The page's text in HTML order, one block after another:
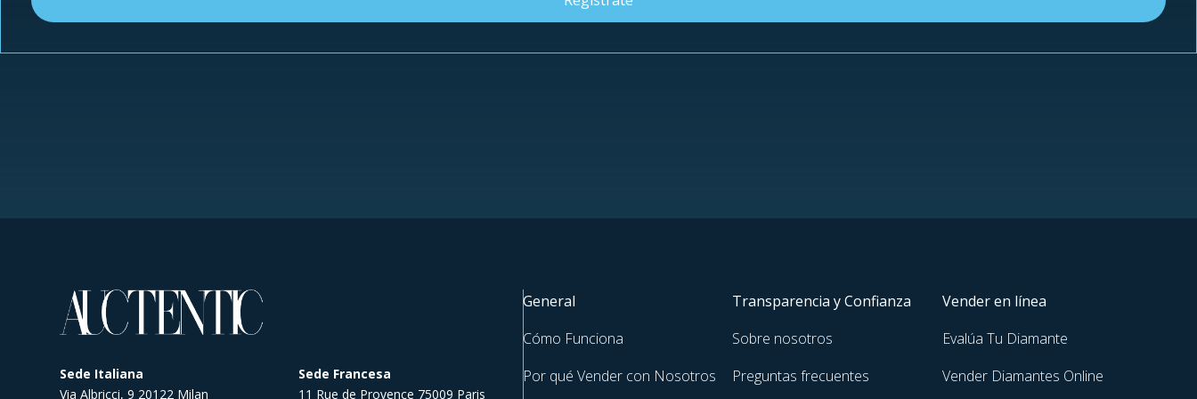
Sede Italiana
Via Albricci, 9 20122 Milan
Sede Francesa
11 Rue de Provence 75009 Paris
General
Cómo Funciona
Por qué Vender con Nosotros
Transparencia y Confianza
Sobre nosotros
Preguntas frecuentes
Vender en línea
Evalúa Tu Diamante
Vender Diamantes Online